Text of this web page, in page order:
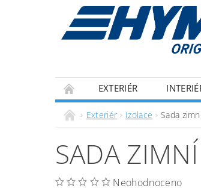
EXTERIÉR
ECOFLOW
IZOLACE
Exteriér Izolace Sada
SADA
Neohodnoceno